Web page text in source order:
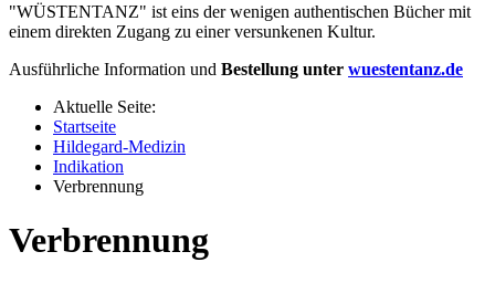
"WÜSTENTANZ" ist eins der wenigen authentischen Bücher mit
einem direkten Zugang zu einer versunkenen Kultur.
Ausführliche Information und Bestellung unter wuestentanz.de
Aktuelle Seite:
Startseite
Hildegard-Medizin
Indikation
Verbrennung
Verbrennung